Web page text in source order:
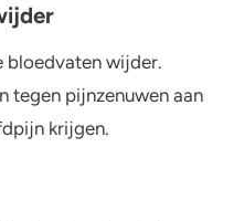
bloedvaten wijder.
tegen pijnzenuwen aan
krijgen.